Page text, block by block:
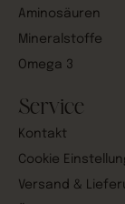
Aminosäuren
Mineralstoffe
Omega 3
Service
Kontakt
Cookie
Versand &